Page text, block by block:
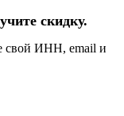
скидку.
свой ИНН, email и